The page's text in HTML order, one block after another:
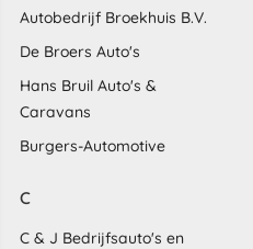
Autobedrijf Broekhuis B.V.
De Broers Auto's
Hans Bruil Auto's &
Caravans
Burgers-Automotive
C
C & J Bedrijfsauto's en